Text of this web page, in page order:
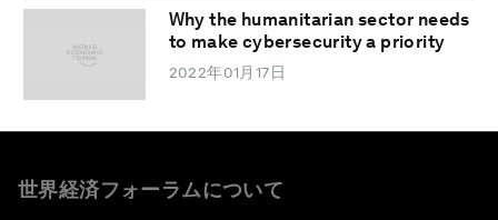
Why the humanitarian sector needs
to make cybersecurity a priority
2022年01月17日
世界経済フォーラムについて